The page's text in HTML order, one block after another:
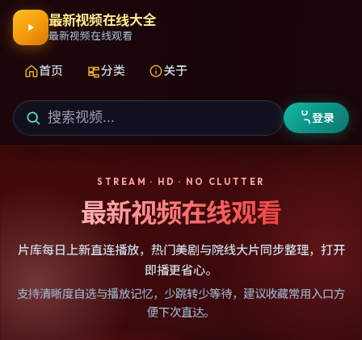
最新视频在线大全
最新视频在线观看
首页 分类 关于
登录
STREAM · HD · NO CLUTTER
最新视频在线观看
片库每日上新直连播放，热门美剧与院线大片同步整理，打开
即播更省心。
支持清晰度自选与播放记忆，少跳转少等待，建议收藏常用入口方
便下次直达。